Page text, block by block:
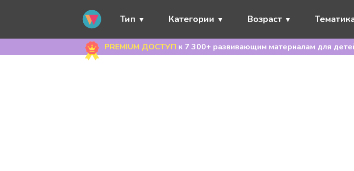
Тип Категории Возраст
PREMIUM ДОСТУП к 7 300+ развивающим материалам для